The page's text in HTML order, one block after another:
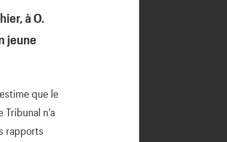
à O.
jeune
que le
n’a
rapports